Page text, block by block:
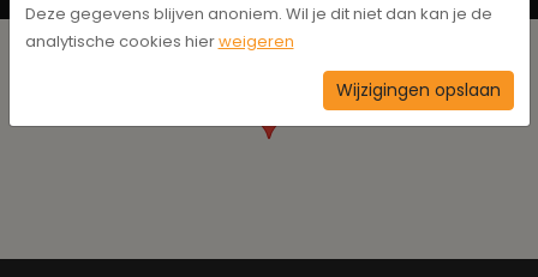
Deze gegevens blijven anoniem. Wil je dit niet dan kan je de
analytische cookies hierweigeren
Wijzigingen opslaan